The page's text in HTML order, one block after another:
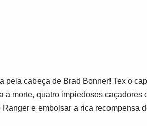
pela cabeça de Brad Bonner! Tex o
a morte, quatro impiedosos caçadores
e embolsar a rica recompensa